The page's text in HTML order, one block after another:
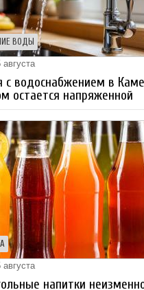
ВОДЫ
с водоснабжением в
остается напряженной
напитки